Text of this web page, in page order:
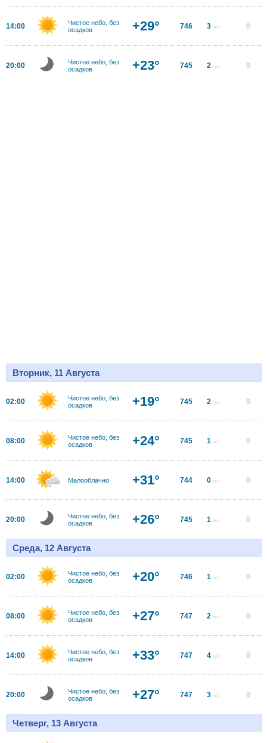
14:00
Чистое небо, без
осадков
+29° 746 3 м/с 0
20:00
Чистое небо, без
осадков
+23° 745 2 м/с 0
Вторник, 11 Августа
02:00
Чистое небо, без
осадков
+19° 745 2 м/с 0
08:00
Чистое небо, без
осадков
+24° 745 1 м/с 0
14:00 Малооблачно +31° 744 0 м/с 0
20:00
Чистое небо, без
осадков
+26° 745 1 м/с 0
Среда, 12 Августа
02:00
Чистое небо, без
осадков
+20° 746 1 м/с 0
08:00
Чистое небо, без
осадков
+27° 747 2 м/с 0
14:00
Чистое небо, без
осадков
+33° 747 4 м/с 0
20:00
Чистое небо, без
осадков
+27° 747 3 м/с 0
Четверг, 13 Августа